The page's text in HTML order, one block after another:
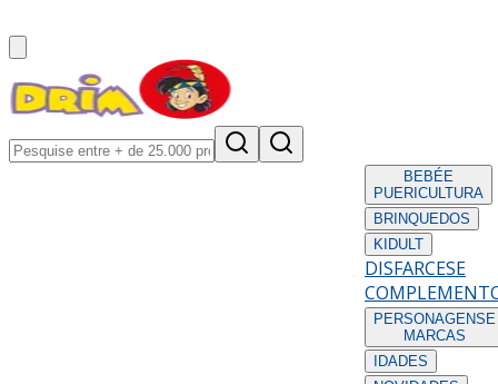
BEBÉE
PUERICULTURA
BRINQUEDOS
KIDULT
DISFARCESE
PERSONAGENS E
MARCAS
IDADES